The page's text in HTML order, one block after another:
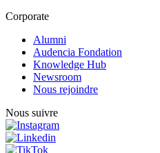
Corporate
Alumni
Audencia Fondation
Knowledge Hub
Newsroom
Nous rejoindre
Nous suivre